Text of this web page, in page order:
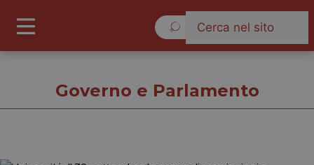
Governo e Parlamento